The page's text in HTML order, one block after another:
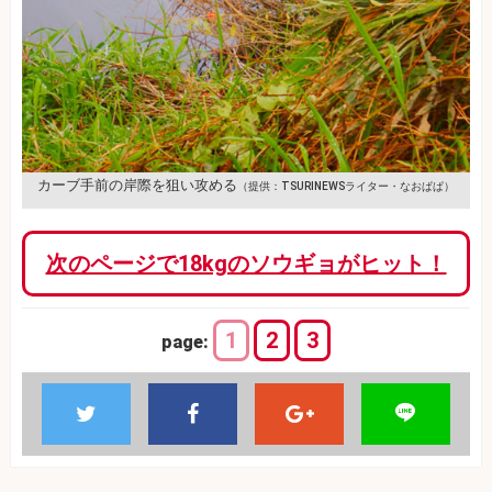
カーブ手前の岸際を狙い攻める （提供：TSURINEWSライター・なおぱぱ）
次のページで18kgのソウギョがヒット！
page: 1 2 3